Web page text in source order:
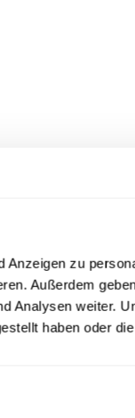
zu
Außerdem
Analysen weiter.
haben oder
Contiago GmbH.